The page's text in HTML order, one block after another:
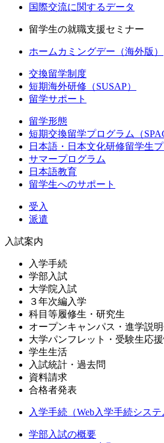
国際交流に関するデータ
留学生の就職支援セミナー
ホームカミングデー（海外版）
交換留学制度
短期海外研修（SUSAP）
留学サポート
留学形態
短期交換留学プログラム（
日本語・日本文化研修留学生
サマープログラム
日本語教育
留学生へのサポート
受入
派遣
入試案内
入学手続
学部入試
大学院入試
３年次編入学
科目等履修生・研究生
オープンキャンパス・進学説
大学パンフレット・受験生応
学生生活
入試統計・過去問
資料請求
合格者発表
入学手続（Web入学手続システ
学部入試の概要